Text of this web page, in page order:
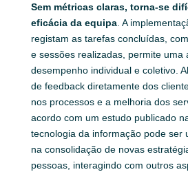
Sem métricas claras, torna-se
eficácia da equipa. A
registam as tarefas concluídas,
e sessões realizadas, permite uma
desempenho individual e coletivo.
de feedback diretamente dos
nos processos e a melhoria dos
acordo com um estudo publicado
tecnologia da informação pode ser
na consolidação de novas
pessoas, interagindo com outros